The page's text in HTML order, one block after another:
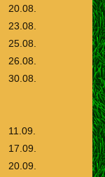
20.08.
23.08.
25.08.
26.08.
30.08.
11.09.
17.09.
20.09.